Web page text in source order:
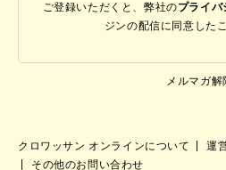
ご登録いただくと、弊社のプライバ
ジンの配信に同意した
メルマガ解
クロワッサン オンラインについて 運
その他のお問い合わせ